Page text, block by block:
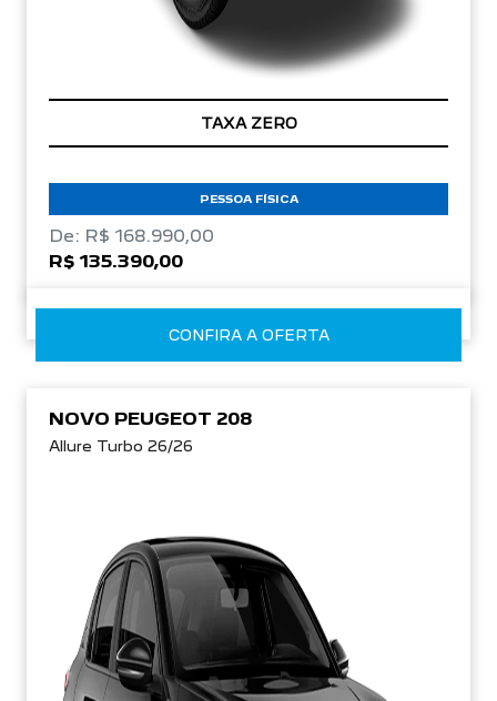
TAXA ZERO
PESSOA FÍSICA
De: R$ 168.990,00
R$ 135.390,00
CONFIRA A OFERTA
NOVO PEUGEOT 208
Allure Turbo 26/26